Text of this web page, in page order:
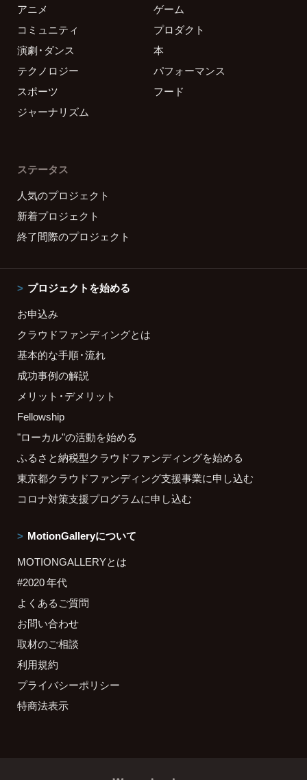
アニメ
ゲーム
コミュニティ
プロダクト
演劇・ダンス
本
テクノロジー
パフォーマンス
スポーツ
フード
ジャーナリズム
ステータス
人気のプロジェクト
新着プロジェクト
終了間際のプロジェクト
プロジェクトを始める
お申込み
クラウドファンディングとは
基本的な手順・流れ
成功事例の解説
メリット・デメリット
Fellowship
"ローカル"の活動を始める
ふるさと納税型クラウドファンディングを始める
東京都クラウドファンディング支援事業に申し込む
コロナ対策支援プログラムに申し込む
MotionGalleryについて
MOTIONGALLERYとは
#2020 年代
よくあるご質問
お問い合わせ
取材のご相談
利用規約
プライバシーポリシー
特商法表示